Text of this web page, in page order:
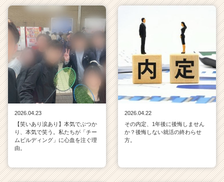
2026.04.23
【笑いあり涙あり】本気でぶつか
り、本気で笑う。私たちが「チー
ムビルディング」に心血を注ぐ理
由。
2026.04.22
その内定、1年後に後悔しません
か？後悔しない就活の終わらせ
方。